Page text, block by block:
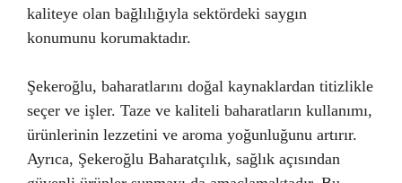
kaliteye olan bağlılığıyla sektördeki saygın
konumunu korumaktadır.
Şekeroğlu, baharatlarını doğal kaynaklardan titizlikle
seçer ve işler. Taze ve kaliteli baharatların kullanımı,
ürünlerinin lezzetini ve aroma yoğunluğunu artırır.
Ayrıca, Şekeroğlu Baharatçılık, sağlık açısından